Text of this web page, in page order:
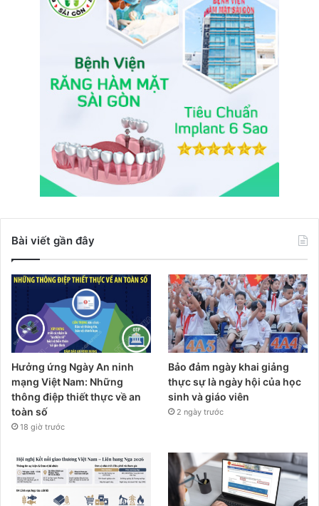
Bài viết gần đây
Hưởng ứng Ngày An ninh
mạng Việt Nam: Những
thông điệp thiết thực về an
toàn số
18 giờ trước
Bảo đảm ngày khai giảng
thực sự là ngày hội của học
sinh và giáo viên
2 ngày trước